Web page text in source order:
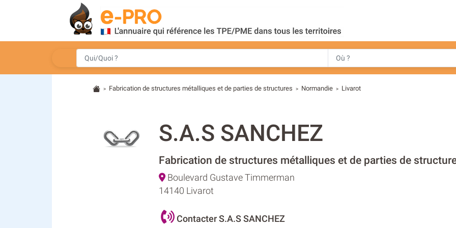
> Fabrication de structures métalliques et de parties de structures > Normandie > Livarot
S.A.S SANCHEZ
Fabrication de structures métalliques et de parties de
Boulevard Gustave Timmerman
14140 Livarot
Contacter S.A.S SANCHEZ